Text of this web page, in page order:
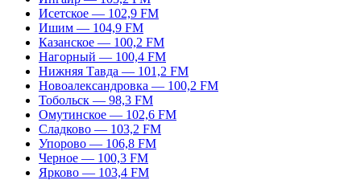
Исетское — 102,9 FM
Ишим — 104,9 FM
Казанское — 100,2 FM
Нагорный — 100,4 FM
Нижняя Тавда — 101,2 FM
Новоалександровка — 100,2 FM
Тобольск — 98,3 FM
Омутинское — 102,6 FM
Сладково — 103,2 FM
Упорово — 106,8 FM
Черное — 100,3 FM
Ярково — 103,4 FM